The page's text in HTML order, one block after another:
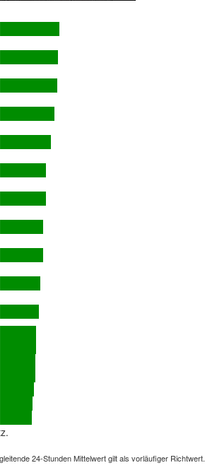
24-Stunden Mittelwert gilt als vorläufiger Richtwert.